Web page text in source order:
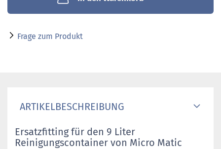
Frage zum Produkt
ARTIKELBESCHREIBUNG
Ersatzfitting für den 9 Liter
Reinigungscontainer von Micro Matic